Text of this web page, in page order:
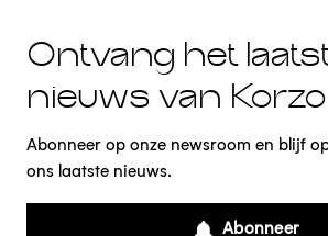
Ontvang het
nieuws van Korzo
Abonneer op onze newsroom en blijf
ons laatste nieuws.
Abonneer